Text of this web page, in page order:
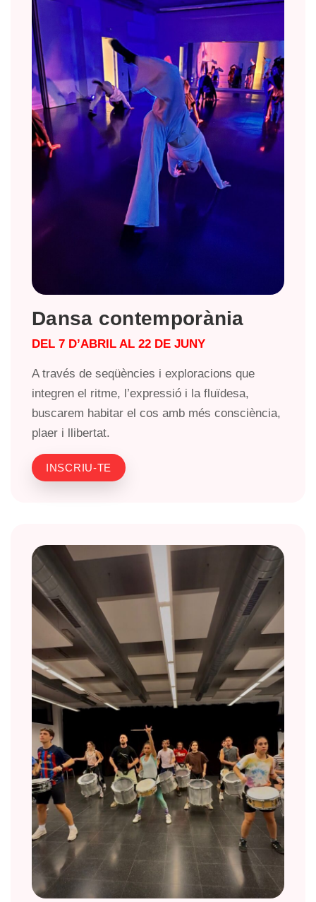
Dansa contemporània
DEL 7 D’ABRIL AL 22 DE JUNY
A través de seqüències i exploracions que
integren el ritme, l’expressió i la fluïdesa,
buscarem habitar el cos amb més consciència,
plaer i llibertat.
INSCRIU-TE